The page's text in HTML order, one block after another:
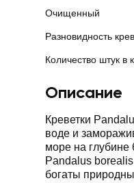
Очищенный
Разновидность
Количество штук в
Описание
Креветки
воде и
море на глубине
Pandalus
богаты